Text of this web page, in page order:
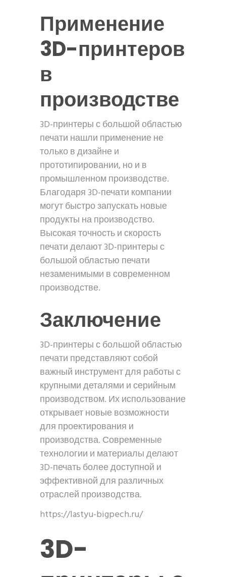
Применение
3D-принтеров
в
производстве
3D-принтеры с большой областью
печати нашли применение не
только в дизайне и
прототипировании, но и в
промышленном производстве.
Благодаря 3D-печати компании
могут быстро запускать новые
продукты на производство.
Высокая точность и скорость
печати делают 3D-принтеры с
большой областью печати
незаменимыми в современном
производстве.
Заключение
3D-принтеры с большой областью
печати представляют собой
важный инструмент для работы с
крупными деталями и серийным
производством. Их использование
открывает новые возможности
для проектирования и
производства. Современные
технологии и материалы делают
3D-печать более доступной и
эффективной для различных
отраслей производства.
https://lastyu-bigpech.ru/
3D-